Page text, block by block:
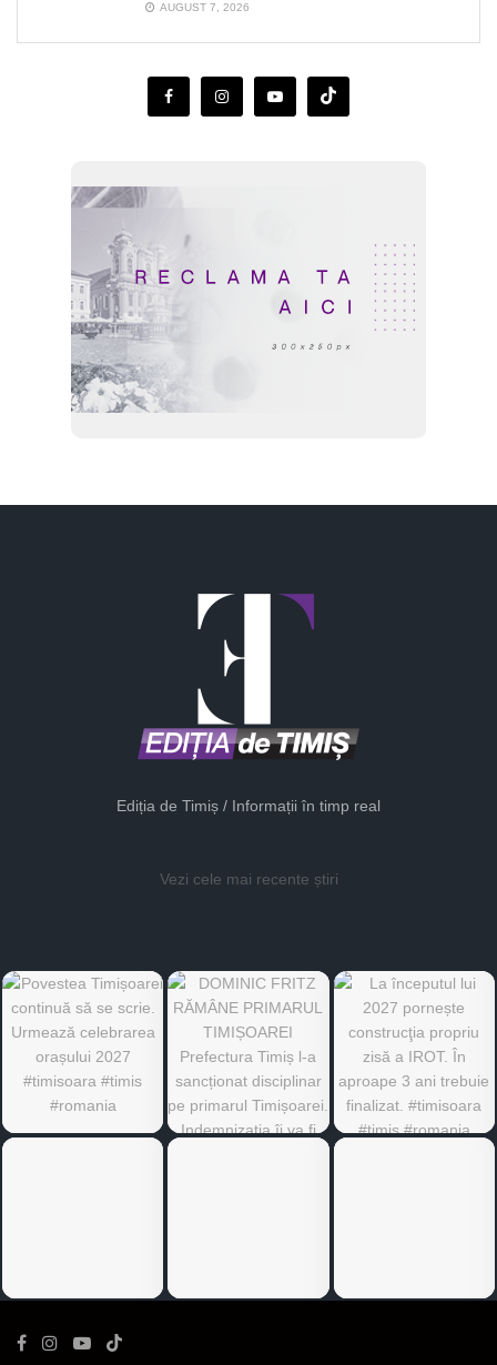
AUGUST 7, 2026
Ediția de Timiș / Informații în timp real
Vezi cele mai recente știri